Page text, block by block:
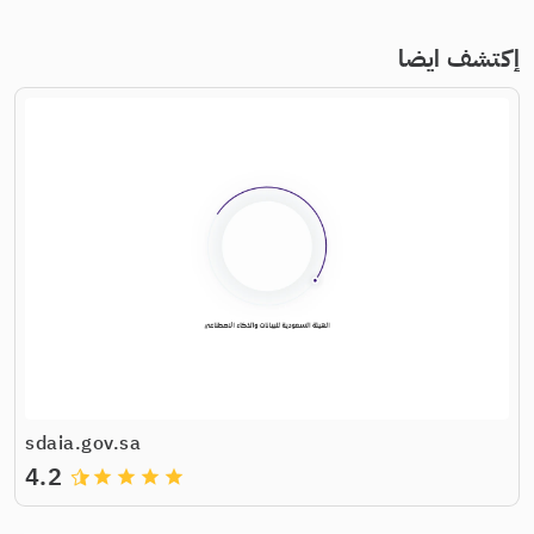
إكتشف ايضا
sdaia.gov.sa
grade
grade
grade
grade
4.2